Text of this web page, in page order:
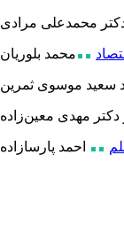
محمدعلی مرادی
محمد بلوریان
سعید موسوی ثمرین
دکتر مهدی معین‌زاده
احمد پارسازاده